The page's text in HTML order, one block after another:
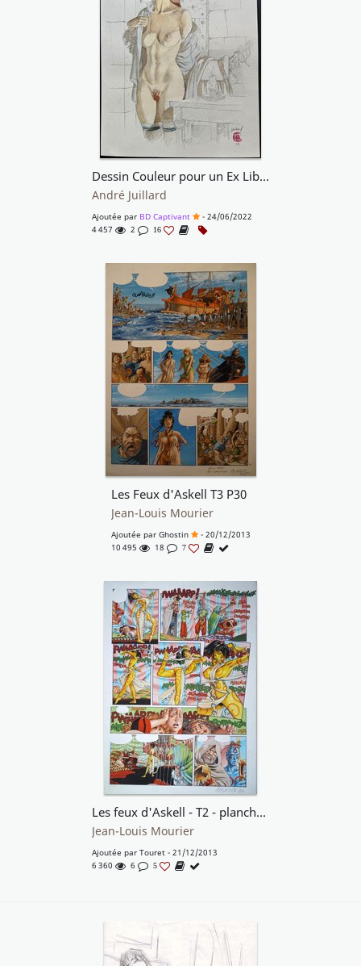
Dessin Couleur pour un Ex Libris
André Juillard
Ajoutée par BD Captivant
- 24/06/2022
4 457
2 16
Les Feux d'Askell T3 P30
Jean-Louis Mourier
Ajoutée par Ghostin
- 20/12/2013
10 495
18 7
Les feux d'Askell - T2 - planche 25
Jean-Louis Mourier
Ajoutée par Touret - 21/12/2013
6 360
6 5